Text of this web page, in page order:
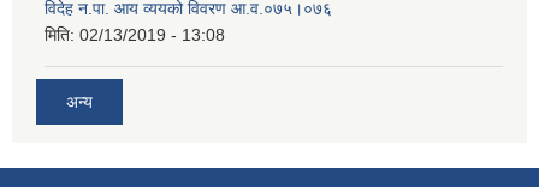
विदेह न.पा. आय व्ययको विवरण आ.व.०७५।०७६
मिति: 02/13/2019 - 13:08
अन्य